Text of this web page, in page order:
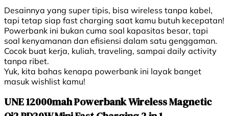
Desainnya yang super tipis, bisa wireless tanpa kabel,
tapi tetap siap fast charging saat kamu butuh kecepatan!
Powerbank ini bukan cuma soal kapasitas besar, tapi
soal kenyamanan dan efisiensi dalam satu genggaman.
Cocok buat kerja, kuliah, traveling, sampai daily activity
tanpa ribet.
Yuk, kita bahas kenapa powerbank ini layak banget
masuk wishlist kamu!
UNE 12000mah Powerbank Wireless Magnetic